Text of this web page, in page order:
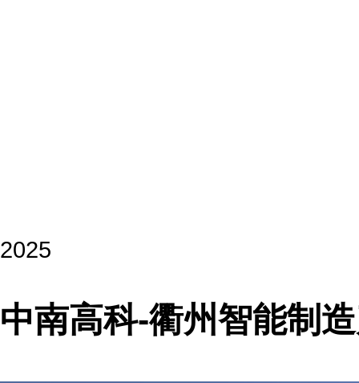
2025
中南高科-衢州智能制